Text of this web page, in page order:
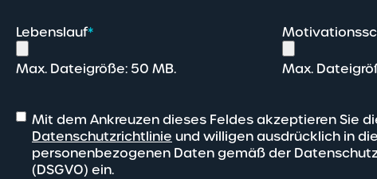
Lebenslauf*
Max. Dateigröße: 50 MB. Max.
Mit dem Ankreuzen dieses Feldes akzeptieren Sie
Datenschutzrichtlinie und willigen ausdrücklich in
personenbezogenen Daten gemäß der
(DSGVO) ein.